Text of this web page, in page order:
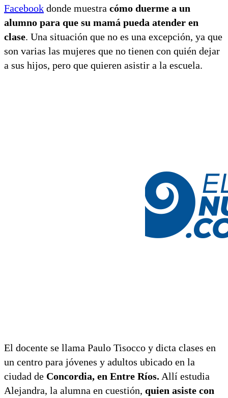
Facebook donde muestra cómo duerme a un
alumno para que su mamá pueda atender en
clase. Una situación que no es una excepción, ya que
son varias las mujeres que no tienen con quién dejar
a sus hijos, pero que quieren asistir a la escuela.
El docente se llama Paulo Tisocco y dicta clases en
un centro para jóvenes y adultos ubicado en la
ciudad de Concordia, en Entre Ríos. Allí estudia
Alejandra, la alumna en cuestión, quien asiste con